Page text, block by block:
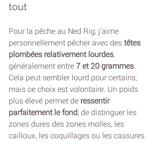
tout
Pour la pêche au Ned Rig, j’aime
personnellement pêcher avec des têtes
plombées relativement lourdes,
généralement entre 7 et 20 grammes.
Cela peut sembler lourd pour certains,
mais ce choix est volontaire. Un poids
plus élevé permet de ressentir
parfaitement le fond, de distinguer les
zones dures des zones molles, les
cailloux, les coquillages ou les cassures.